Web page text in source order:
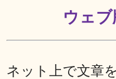
ウェ
ネット上で文章